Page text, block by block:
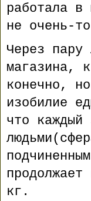
работала
не очень-
Через пару
магазина,
конечно,
изобилие
что
кг.